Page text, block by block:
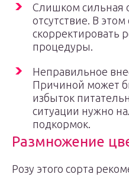
Слишком сильная
отсутствие. В
скорректировать
процедуры.
Неправильное
Причиной может
избыток
ситуации нужно
подкормок.
Размножение
Розу этого сорта